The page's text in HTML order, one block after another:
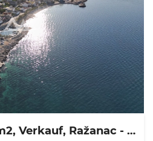
Grundstück, 434 m2, Verkauf, Ražanac - Ljubač